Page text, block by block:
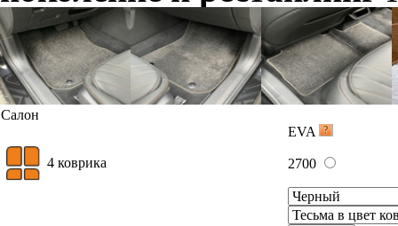
Салон
EVA
4 коврика 2700